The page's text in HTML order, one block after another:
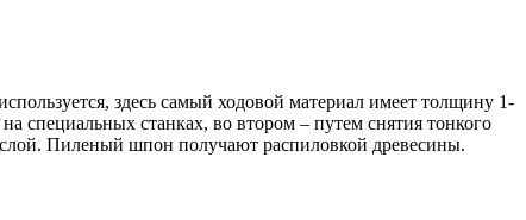
здесь самый ходовой материал имеет толщину 1-
специальных станках, во втором – путем снятия тонкого
Пиленый шпон получают распиловкой древесины.